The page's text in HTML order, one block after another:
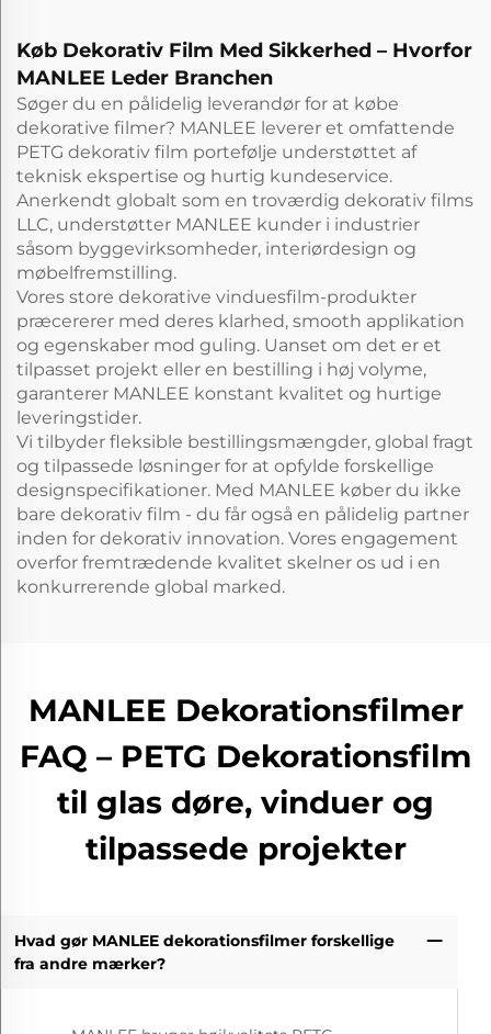
Køb Dekorativ Film Med Sikkerhed – Hvorfor
MANLEE Leder Branchen
Søger du en pålidelig leverandør for at købe
dekorative filmer? MANLEE leverer et omfattende
PETG dekorativ film portefølje understøttet af
teknisk ekspertise og hurtig kundeservice.
Anerkendt globalt som en troværdig dekorativ films
LLC, understøtter MANLEE kunder i industrier
såsom byggevirksomheder, interiørdesign og
møbelfremstilling.
Vores store dekorative vinduesfilm-produkter
præcererer med deres klarhed, smooth applikation
og egenskaber mod guling. Uanset om det er et
tilpasset projekt eller en bestilling i høj volyme,
garanterer MANLEE konstant kvalitet og hurtige
leveringstider.
Vi tilbyder fleksible bestillingsmængder, global fragt
og tilpassede løsninger for at opfylde forskellige
designspecifikationer. Med MANLEE køber du ikke
bare dekorativ film - du får også en pålidelig partner
inden for dekorativ innovation. Vores engagement
overfor fremtrædende kvalitet skelner os ud i en
konkurrerende global marked.
MANLEE Dekorationsfilmer
FAQ – PETG Dekorationsfilm
til glas døre, vinduer og
tilpassede projekter
Hvad gør MANLEE dekorationsfilmer forskellige
fra andre mærker?